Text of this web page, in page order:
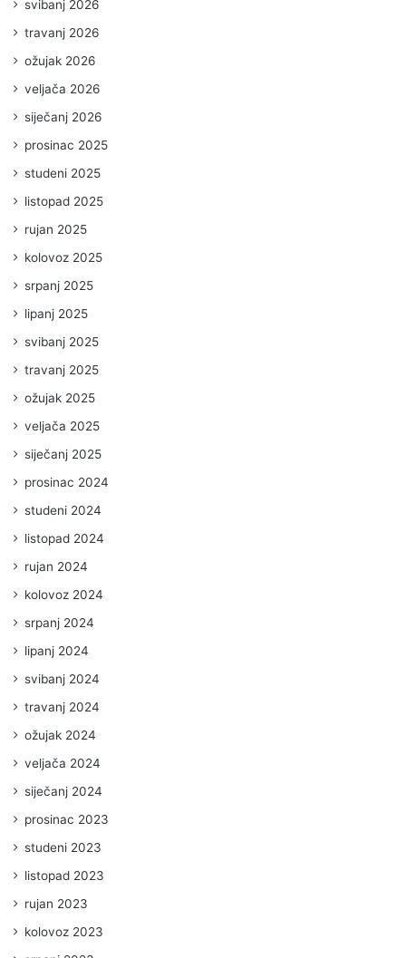
svibanj 2026
travanj 2026
ožujak 2026
veljača 2026
siječanj 2026
prosinac 2025
studeni 2025
listopad 2025
rujan 2025
kolovoz 2025
srpanj 2025
lipanj 2025
svibanj 2025
travanj 2025
ožujak 2025
veljača 2025
siječanj 2025
prosinac 2024
studeni 2024
listopad 2024
rujan 2024
kolovoz 2024
srpanj 2024
lipanj 2024
svibanj 2024
travanj 2024
ožujak 2024
veljača 2024
siječanj 2024
prosinac 2023
studeni 2023
listopad 2023
rujan 2023
kolovoz 2023